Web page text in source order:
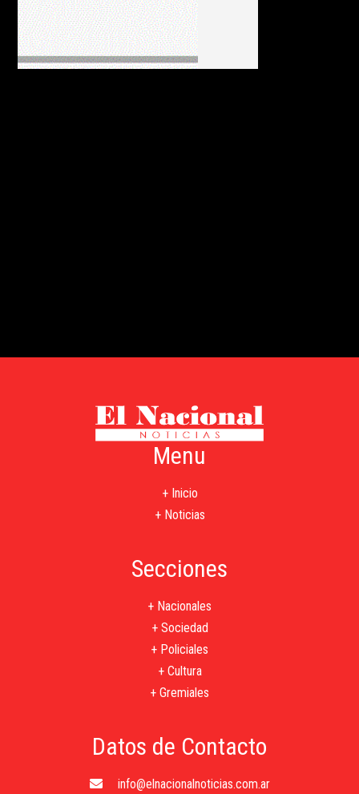
Menu
+ Inicio
+ Noticias
Secciones
+ Nacionales
+ Sociedad
+ Policiales
+ Cultura
+ Gremiales
Datos de Contacto
info@elnacionalnoticias.com.ar